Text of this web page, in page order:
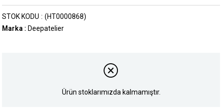
(HT0000868)
STOK KODU
Marka : Deepatelier
Ürün stoklarımızda kalmamıştır.